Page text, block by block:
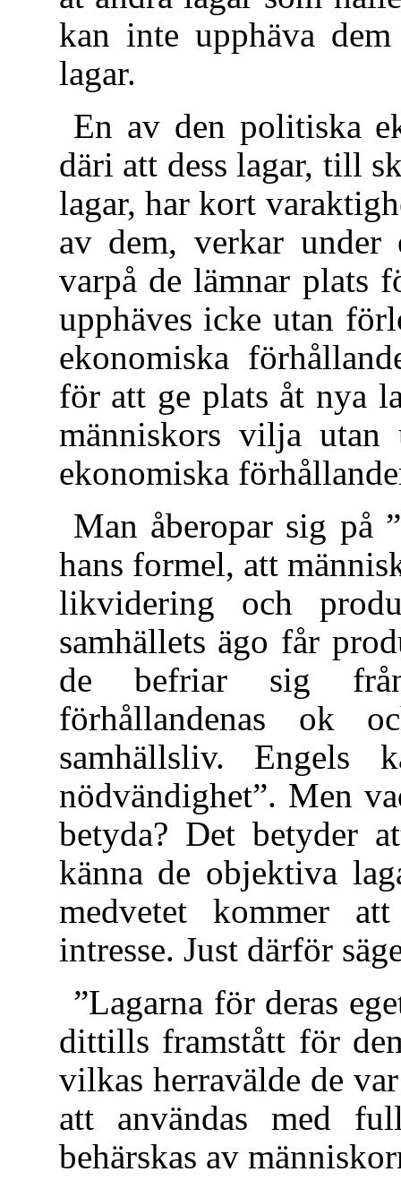
kan inte upphäva
lagar.
En av den politiska
däri att dess lagar, till
lagar, har kort
av dem, verkar under
varpå de lämnar plats
upphäves icke utan
ekonomiska
för att ge plats åt nya
människors vilja
ekonomiska
Man åberopar sig på
hans formel, att
likvidering och
samhällets ägo får
de befriar sig från
förhållandenas ok
samhällsliv. Engels
nödvändighet”. Men
betyda? Det betyder
känna de objektiva
medvetet kommer
intresse. Just därför
”Lagarna för deras
dittills framstått för
vilkas herravälde de
att användas med
behärskas av